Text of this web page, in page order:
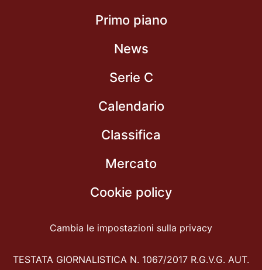
Primo piano
News
Serie C
Calendario
Classifica
Mercato
Cookie policy
Cambia le impostazioni sulla privacy
TESTATA GIORNALISTICA N. 1067/2017 R.G.V.G. AUT.